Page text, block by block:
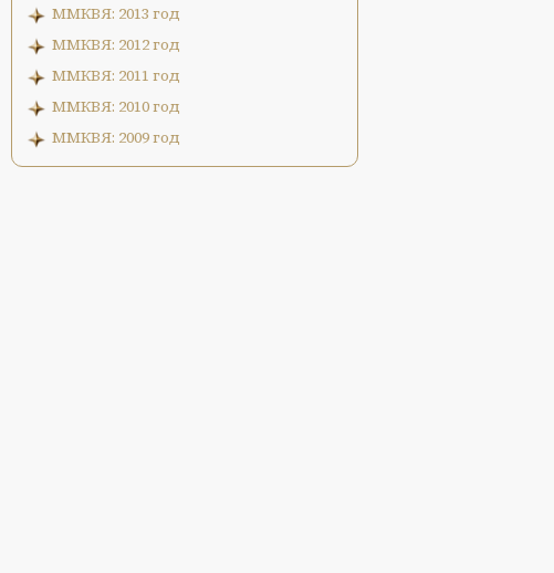
ММКВЯ: 2013 год
ММКВЯ: 2012 год
ММКВЯ: 2011 год
ММКВЯ: 2010 год
ММКВЯ: 2009 год